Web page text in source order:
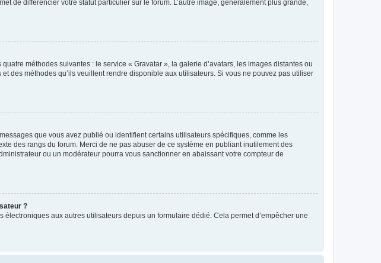
de différencier votre statut particulier sur le forum. L’autre image, généralement plus grande,
méthodes suivantes : le service « Gravatar », la galerie d’avatars, les images distantes ou
des méthodes qu’ils veuillent rendre disponible aux utilisateurs. Si vous ne pouvez pas utiliser
que vous avez publié ou identifient certains utilisateurs spécifiques, comme les
des rangs du forum. Merci de ne pas abuser de ce système en publiant inutilement des
ou un modérateur pourra vous sanctionner en abaissant votre compteur de
?
aux autres utilisateurs depuis un formulaire dédié. Cela permet d’empêcher une